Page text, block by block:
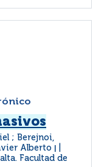
; Berejnoi,
Alberto
Facultad de